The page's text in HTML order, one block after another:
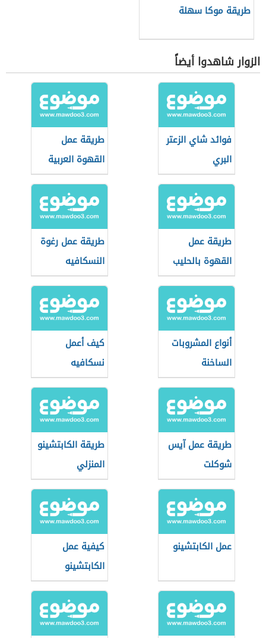
طريقة موكا سهلة
الزوار شاهدوا أيضاً
فوائد شاي الزعتر
البري
طريقة عمل
القهوة العربية
سريعة التحضير
طريقة عمل
القهوة بالحليب
طريقة عمل رغوة
النسكافيه
أنواع المشروبات
الساخنة
كيف أعمل
نسكافيه
طريقة عمل آيس
شوكلت
طريقة الكابتشينو
المنزلي
عمل الكابتشينو
كيفية عمل
الكابتشينو